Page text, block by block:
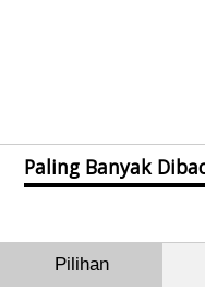
Paling Banyak
Pilihan